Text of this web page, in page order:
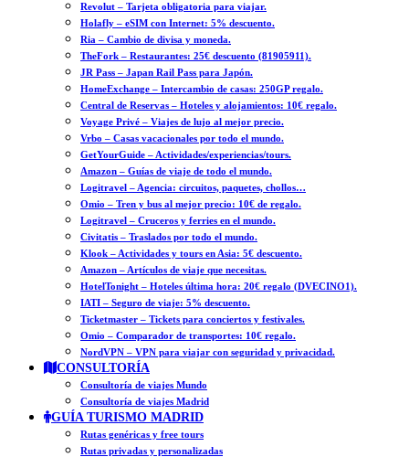
Revolut – Tarjeta obligatoria para viajar.
Holafly – eSIM con Internet: 5% descuento.
Ria – Cambio de divisa y moneda.
TheFork – Restaurantes: 25€ descuento (81905911).
JR Pass – Japan Rail Pass para Japón.
HomeExchange – Intercambio de casas: 250GP regalo.
Central de Reservas – Hoteles y alojamientos: 10€ regalo.
Voyage Privé – Viajes de lujo al mejor precio.
Vrbo – Casas vacacionales por todo el mundo.
GetYourGuide – Actividades/experiencias/tours.
Amazon – Guías de viaje de todo el mundo.
Logitravel – Agencia: circuitos, paquetes, chollos…
Omio – Tren y bus al mejor precio: 10€ de regalo.
Logitravel – Cruceros y ferries en el mundo.
Civitatis – Traslados por todo el mundo.
Klook – Actividades y tours en Asia: 5€ descuento.
Amazon – Artículos de viaje que necesitas.
HotelTonight – Hoteles última hora: 20€ regalo (DVECINO1).
IATI – Seguro de viaje: 5% descuento.
Ticketmaster – Tickets para conciertos y festivales.
Omio – Comparador de transportes: 10€ regalo.
NordVPN – VPN para viajar con seguridad y privacidad.
CONSULTORÍA
Consultoría de viajes Mundo
Consultoría de viajes Madrid
GUÍA TURISMO MADRID
Rutas genéricas y free tours
Rutas privadas y personalizadas